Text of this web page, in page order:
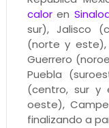
caloren
sur), Jalisco
(norte y este),
Guerrero
Puebla
(centro, sur y
oeste),
finalizando a